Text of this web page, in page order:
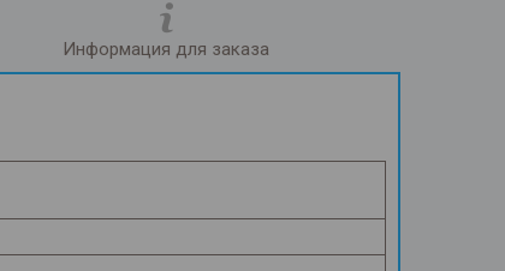
Информация для заказа